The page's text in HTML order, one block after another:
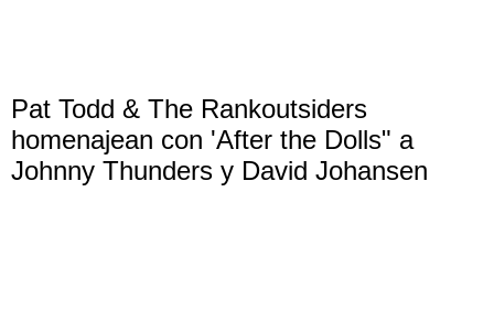
Pat Todd & The Rankoutsiders
homenajean con 'After the Dolls" a
Johnny Thunders y David Johansen